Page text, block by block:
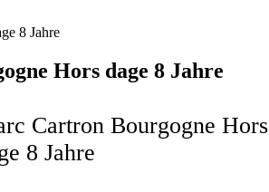
8 Jahre
Hors dage 8 Jahre
Cartron Bourgogne Hors
8 Jahre